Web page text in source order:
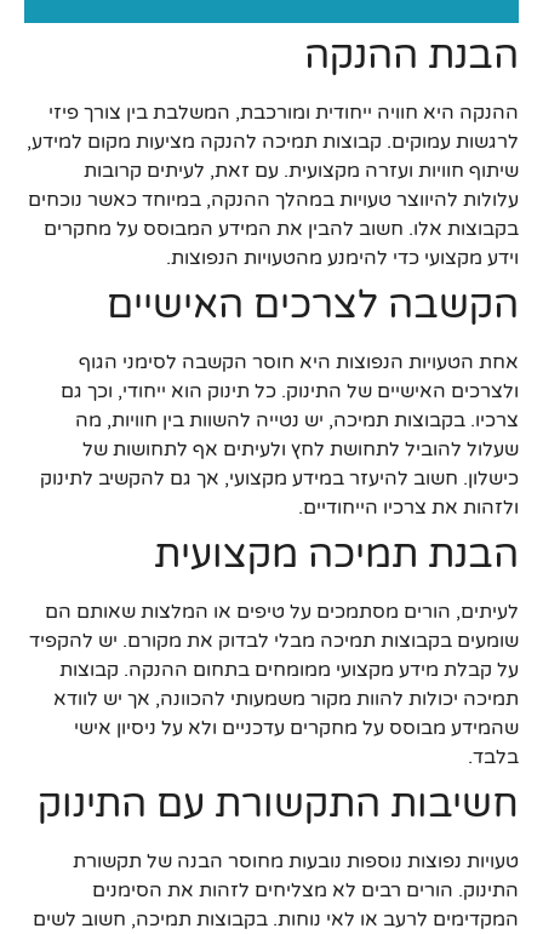
הבנת ההנקה
ההנקה היא חוויה ייחודית ומורכבת, המשלבת בין צורך פיזי
לרגשות עמוקים. קבוצות תמיכה להנקה מציעות מקום למידע,
שיתוף חוויות ועזרה מקצועית. עם זאת, לעיתים קרובות
עלולות להיווצר טעויות במהלך ההנקה, במיוחד כאשר נוכחים
בקבוצות אלו. חשוב להבין את המידע המבוסס על מחקרים
וידע מקצועי כדי להימנע מהטעויות הנפוצות.
הקשבה לצרכים האישיים
אחת הטעויות הנפוצות היא חוסר הקשבה לסימני הגוף
ולצרכים האישיים של התינוק. כל תינוק הוא ייחודי, וכך גם
צרכיו. בקבוצות תמיכה, יש נטייה להשוות בין חוויות, מה
שעלול להוביל לתחושת לחץ ולעיתים אף לתחושות של
כישלון. חשוב להיעזר במידע מקצועי, אך גם להקשיב לתינוק
ולזהות את צרכיו הייחודיים.
הבנת תמיכה מקצועית
לעיתים, הורים מסתמכים על טיפים או המלצות שאותם הם
שומעים בקבוצות תמיכה מבלי לבדוק את מקורם. יש להקפיד
על קבלת מידע מקצועי ממומחים בתחום ההנקה. קבוצות
תמיכה יכולות להוות מקור משמעותי להכוונה, אך יש לוודא
שהמידע מבוסס על מחקרים עדכניים ולא על ניסיון אישי
בלבד.
חשיבות התקשורת עם התינוק
טעויות נפוצות נוספות נובעות מחוסר הבנה של תקשורת
התינוק. הורים רבים לא מצליחים לזהות את הסימנים
המקדימים לרעב או לאי נוחות. בקבוצות תמיכה, חשוב לשים